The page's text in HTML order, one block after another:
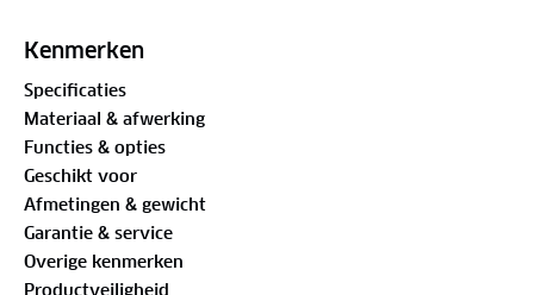
Met een binnenruimte van 16 x 8 x 3 cm is de
zachte binnenzijde beschermt je smartphone tegen
krassen. Daarnaast biedt de houder een handig
opbergvak voor belangrijke spullen zoals geld en
pasjes, met een opening voor een oplaadkabel en
stevige ritsen.
De aanraakgevoelige plastic buitenkant zorgt ervoor
Kenmerken
Specificaties
Materiaal & afwerking
Functies & opties
Geschikt voor
Afmetingen & gewicht
Garantie & service
Overige kenmerken
Productveiligheid